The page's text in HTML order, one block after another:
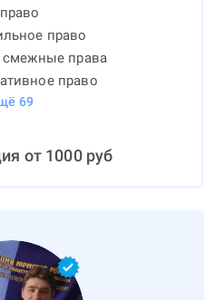
право
смежные права
право
69
от 1000руб